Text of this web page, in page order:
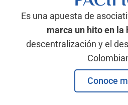
Conoce más
Conoce más
Conoce más
Es una apuesta de
marca un hito en la
descentralización y el
Conoce